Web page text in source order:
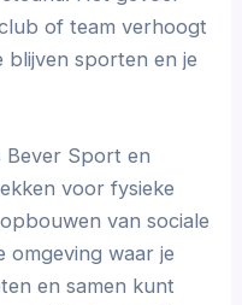
of team verhoogt
blijven sporten en je
Sport en
voor fysieke
van sociale
omgeving waar je
en samen kunt